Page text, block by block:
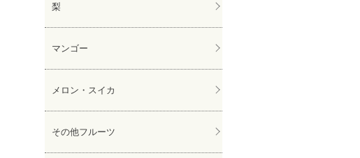
梨
マンゴー
メロン・スイカ
その他フルーツ